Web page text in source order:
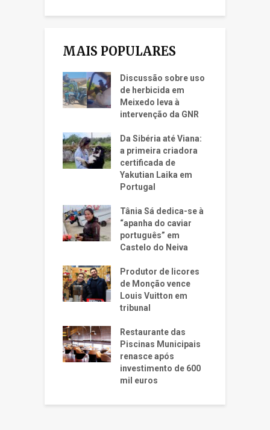
MAIS POPULARES
Discussão sobre uso
de herbicida em
Meixedo leva à
intervenção da GNR
Da Sibéria até Viana:
a primeira criadora
certificada de
Yakutian Laika em
Portugal
Tânia Sá dedica-se à
“apanha do caviar
português” em
Castelo do Neiva
Produtor de licores
de Monção vence
Louis Vuitton em
tribunal
Restaurante das
Piscinas Municipais
renasce após
investimento de 600
mil euros